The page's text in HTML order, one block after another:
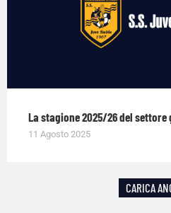
La stagione 2025/26 del
11 Agosto 2025
CARICA